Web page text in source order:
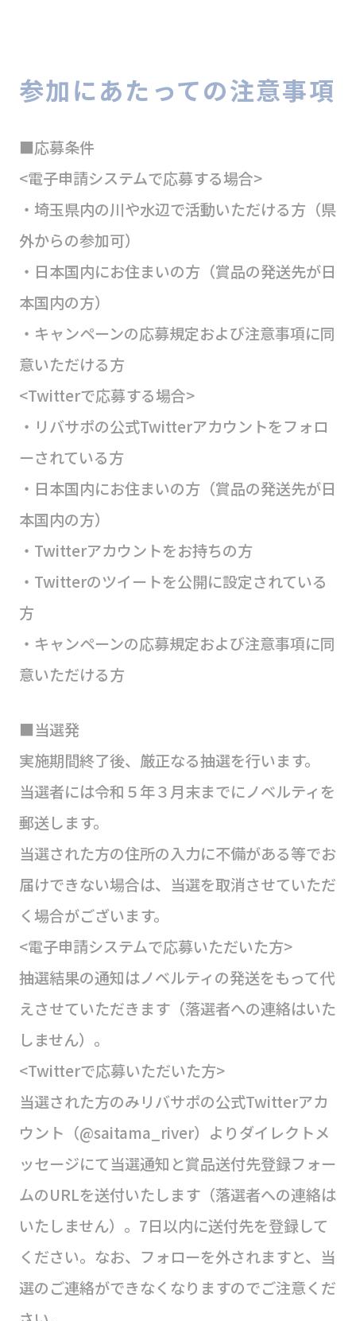
参加にあたっての注意事項
■応募条件
<電子申請システムで応募する場合>
・埼玉県内の川や水辺で活動いただける方（県
外からの参加可）
・日本国内にお住まいの方（賞品の発送先が日
本国内の方）
・キャンペーンの応募規定および注意事項に同
意いただける方
<Twitterで応募する場合>
・リバサポの公式Twitterアカウントをフォロ
ーされている方
・日本国内にお住まいの方（賞品の発送先が日
本国内の方）
・Twitterアカウントをお持ちの方
・Twitterのツイートを公開に設定されている
方
・キャンペーンの応募規定および注意事項に同
意いただける方
■当選発
実施期間終了後、厳正なる抽選を行います。
当選者には令和５年３月末までにノベルティを
郵送します。
当選された方の住所の入力に不備がある等でお
届けできない場合は、当選を取消させていただ
く場合がございます。
<電子申請システムで応募いただいた方>
抽選結果の通知はノベルティの発送をもって代
えさせていただきます（落選者への連絡はいた
しません）。
<Twitterで応募いただいた方>
当選された方のみリバサポの公式Twitterアカ
ウント（@saitama_river）よりダイレクトメ
ッセージにて当選通知と賞品送付先登録フォー
ムのURLを送付いたします（落選者への連絡は
いたしません）。7日以内に送付先を登録して
ください。なお、フォローを外されますと、当
選のご連絡ができなくなりますのでご注意くだ